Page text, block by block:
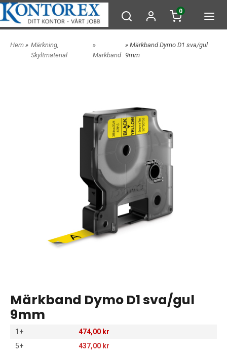
0
Hem » Märkning,
Skyltmaterial
»
Märkband
» Märkband Dymo D1 sva/gul
9mm
Märkband Dymo D1 sva/gul
9mm
1+
474,00 kr
5+
437,00 kr